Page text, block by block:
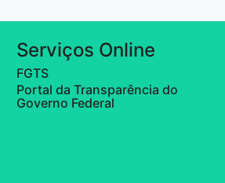
Serviços Online
FGTS
Portal da Transparência do
Governo Federal